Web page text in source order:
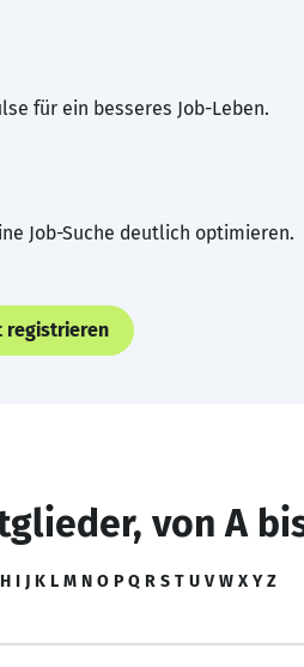
für ein besseres Job-Leben.
Job-Suche deutlich optimieren.
registrieren
von A
H I J K L M N O P Q R S T U V W X Y Z